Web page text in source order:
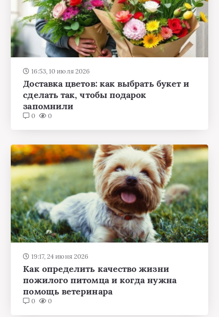
16:53, 10 июля 2026
Доставка цветов: как выбрать букет и
сделать так, чтобы подарок
запомнили
0 0
19:17, 24 июня 2026
Как определить качество жизни
пожилого питомца и когда нужна
помощь ветеринара
0 0